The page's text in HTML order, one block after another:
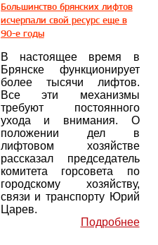
Большинство брянских лифтов
исчерпали свой ресурс еще в
90-е годы
В настоящее время в
Брянске функционирует
более тысячи лифтов.
Все эти механизмы
требуют постоянного
ухода и внимания. О
положении дел в
лифтовом хозяйстве
рассказал председатель
комитета горсовета по
городскому хозяйству,
связи и транспорту Юрий
Царев.
Подробнее